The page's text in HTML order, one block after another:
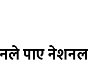
पाए नेशनल